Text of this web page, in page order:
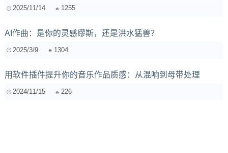
2025/11/14 1255
AI作曲：是你的灵感缪斯，还是洪水猛兽？
2025/3/9 1304
用软件插件提升你的音乐作品质感：从混响到母带处理
2024/11/15 226